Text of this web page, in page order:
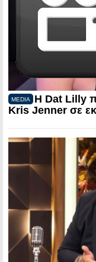
MEDIA
Η Dat Lilly
Kris Jenner σε